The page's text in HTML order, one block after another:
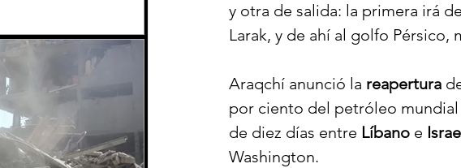
y otra de salida: la primera irá
Larak, y de ahí al golfo
Araqchí anunció la reapertura
por ciento del petróleo
de diez días entre Líbano e
Washington.